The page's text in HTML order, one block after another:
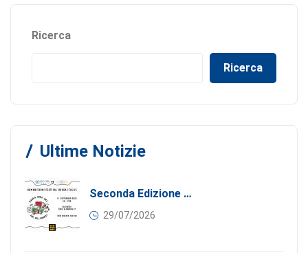
Ricerca
Ricerca
Ultime Notizie
Seconda Edizione Di MANGIA. DONA. AMA: Quando La Gastronomia Incontra La Solidarietà, 11 Settembre 2026
29/07/2026